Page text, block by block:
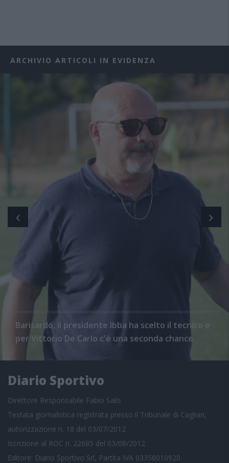
ARCHIVIO ARTICOLI IN EVIDENZA
Barisardo, il presidente Ibba ha scelto il tecnico e
per Vittorio De Carlo c'è una seconda chance
Diario Sportivo
Direttore Responsabile Fabio Salis
Testata giornalistica registrata presso il Tribunale di Cagliari,
autorizzazione n. 18 del 03/07/2012
Iscrizione al ROC n. 22685 del 03/08/2012
Editore: Diario Sportivo Srl, Partita IVA 03356010920